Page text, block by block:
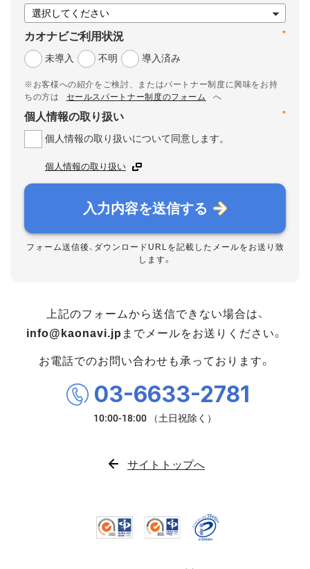
*
カオナビご利用状況
未導入
不明 導入済み
※お客様への紹介をご検討、またはパートナー制度に興味をお持
ちの方は
セールスパートナー制度のフォーム
へ
*
個人情報の取り扱い
個人情報の取り扱いについて同意します。
個人情報の取り扱い
入力内容を送信する
フォーム送信後、ダウンロードURLを記載したメールをお送り致
します。
上記のフォームから送信できない場合は、
info@kaonavi.jp までメールをお送りください。
お電話でのお問い合わせも承っております。
03-6633-2781
サイトトップへ